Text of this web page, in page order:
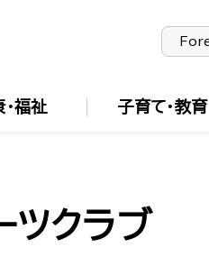
福祉 子育て・教育
クラブ